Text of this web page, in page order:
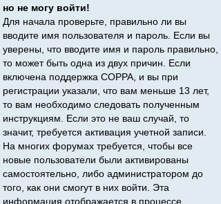
но не могу войти!
Для начала проверьте, правильно ли вы
вводите имя пользователя и пароль. Если вы
уверены, что вводите имя и пароль правильно,
то может быть одна из двух причин. Если
включена поддержка COPPA, и вы при
регистрации указали, что вам меньше 13 лет,
то вам необходимо следовать полученным
инструкциям. Если это не ваш случай, то
значит, требуется активация учетной записи.
На многих форумах требуется, чтобы все
новые пользователи были активированы
самостоятельно, либо администратором до
того, как они смогут в них войти. Эта
информация отображается в процессе